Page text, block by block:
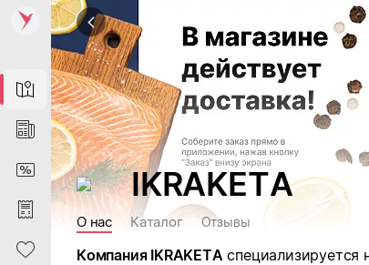
Map
News
DiscountCard
Purchases
Heart
IKRAKETA
О нас Каталог Отзывы
Компания IKRAKETA специализируется